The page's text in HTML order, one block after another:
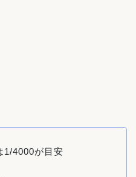
1/4000が目安